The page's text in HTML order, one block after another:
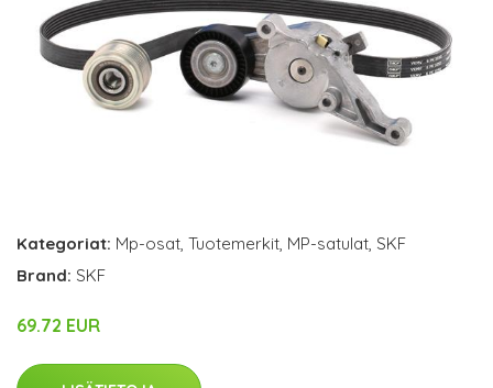
Kategoriat: Mp-osat, Tuotemerkit, MP-satulat, SKF
Brand: SKF
69.72 EUR